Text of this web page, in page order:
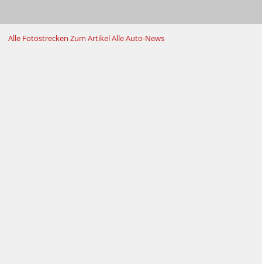
Alle Fotostrecken Zum ArtikelAlle Auto-News